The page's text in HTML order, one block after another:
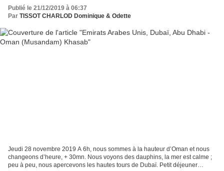
Publié le 21/12/2019 à 06:37
Par TISSOT CHARLOD Dominique & Odette
Jeudi 28 novembre 2019 A 6h, nous sommes à la hauteur d’Oman et nous
changeons d’heure, + 30mn. Nous voyons des dauphins, la mer est calme ;
peu à peu, nous apercevons les hautes tours de Dubaï. Petit déjeuner